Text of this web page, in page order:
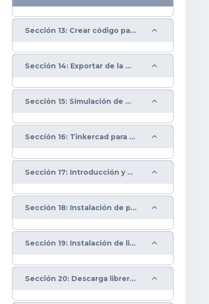
Sección 13: Crear código para IDE Arduino en la web Colapsar
Sección 14: Exportar de la web un código para el IDE de Arduino Colapsar
Sección 15: Simulación de montajes Arduino en la web Colapsar
Seccíón 16: Tinkercad para simulación de código en placas de Arduino Colapsar
Sección 17: Introducción y configuración en IDE Arduino a la placa IoT ESP8266 Colapsar
Sección 18: Instalación de placa ESP8266 en IDE Arduino Colapsar
Sección 19: Instalación de librerías en IDE Arduino Colapsar
Sección 20: Descarga librería Firebase para IoT en IDE Arduino Colapsar